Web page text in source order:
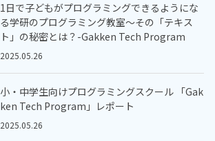
1日で子どもがプログラミングできるようにな
る学研のプログラミング教室～その「テキス
ト」の秘密とは？-Gakken Tech Program
2025.05.26
小・中学生向けプログラミングスクール 「Gak
ken Tech Program」レポート
2025.05.26